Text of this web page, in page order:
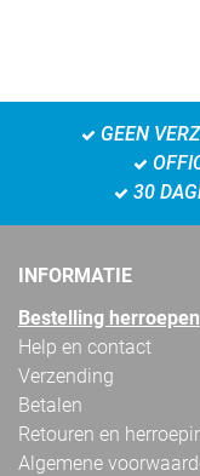
GEEN
30
INFORMATIE
Bestelling herroepen
Help en contact
Verzending
Betalen
Retouren en
Algemene